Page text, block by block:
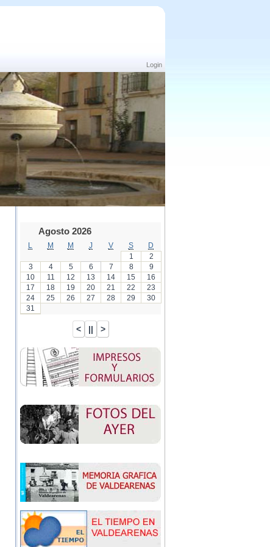
Login
Agosto 2026
M M J V S
D
1
2
3
4 5 6 7 8
9
10
11 12 13 14 15
16
17
18 19 20 21 22
23
24
25 26 27 28 29
30
31